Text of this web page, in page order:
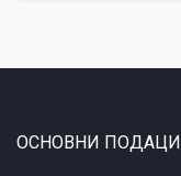
ОСНОВНИ ПОДАЦИ